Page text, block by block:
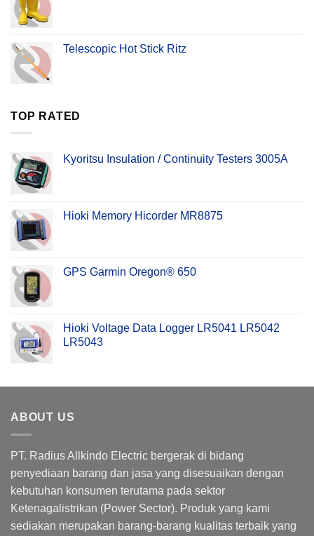
Telescopic Hot Stick Ritz
TOP RATED
Kyoritsu Insulation / Continuity Testers 3005A
Hioki Memory Hicorder MR8875
GPS Garmin Oregon® 650
Hioki Voltage Data Logger LR5041 LR5042
LR5043
ABOUT US
PT. Radius Allkindo Electric bergerak di bidang
penyediaan barang dan jasa yang disesuaikan dengan
kebutuhan konsumen terutama pada sektor
Ketenagalistrikan (Power Sector). Produk yang kami
sediakan merupakan barang-barang kualitas terbaik yang